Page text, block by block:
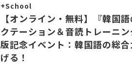
+School
【オンライン・無料】『韓国語
クテーション＆音読トレーニ
版記念イベント：韓国語の総合
げる！